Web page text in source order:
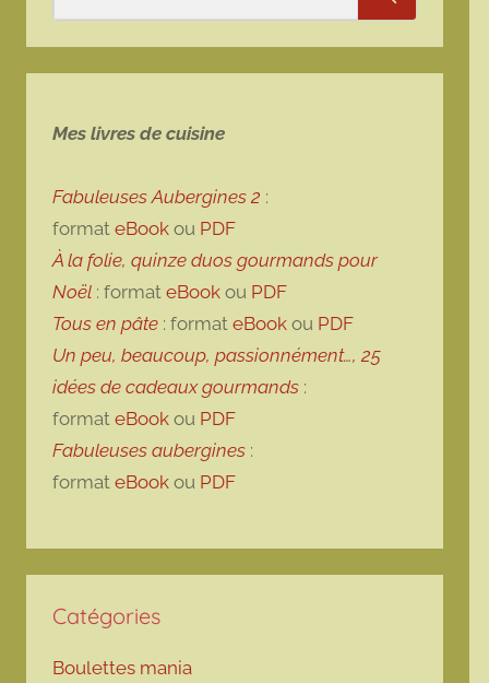
Rechercher
Mes livres de cuisine
Fabuleuses Aubergines 2 :
format eBook ou PDF
À la folie, quinze duos gourmands pour
Noël : format eBook ou PDF
Tous en pâte : format eBook ou PDF
Un peu, beaucoup, passionnément…, 25
idées de cadeaux gourmands :
format eBook ou PDF
Fabuleuses aubergines :
format eBook ou PDF
Catégories
Boulettes mania